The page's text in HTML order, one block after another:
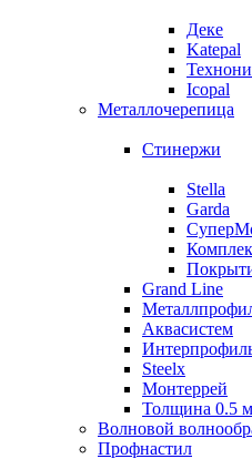
Деке
Katepal
Icopal
Металлочерепица
Стинержи
Stella
Garda
Grand Line
Аквасистем
Steelx
Монтеррей
Толщина 0.5
Волновой
Профнастил